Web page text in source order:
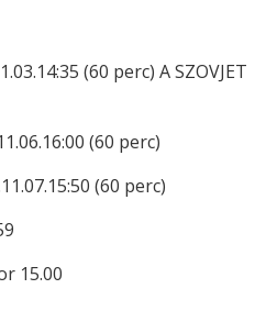
(60 perc) A SZOVJET
(60 perc)
(60 perc)
15.00